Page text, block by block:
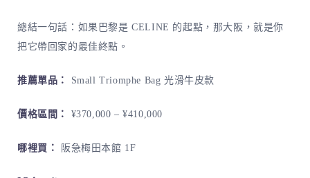
總結一句話：如果巴黎是 CELINE 的起點，那大阪，就是你
把它帶回家的最佳終點。
推薦單品： Small Triomphe Bag 光滑牛皮款
價格區間： ¥370,000 – ¥410,000
哪裡買： 阪急梅田本館 1F